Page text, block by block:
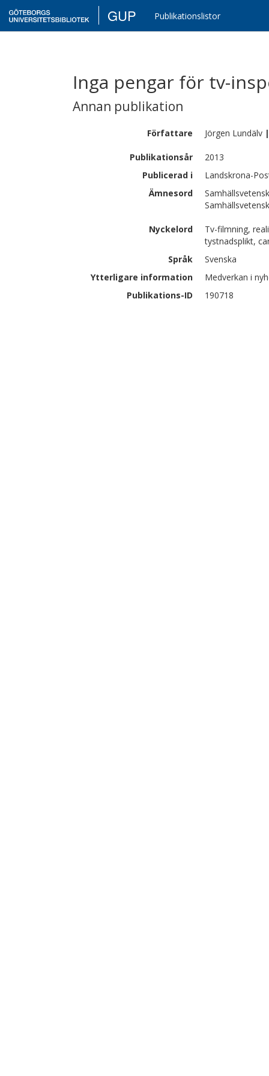
GUP Publikationslistor
Inga pengar för tv-
Annan publikation
Författare Jörgen Lundälv |
Publikationsår
2013
Publicerad i
Landskrona-
Ämnesord
Nyckelord
Tv-filmning,
tystnadsplikt,
Språk
Svenska
Ytterligare information
Medverkan i
Publikations-ID
190718